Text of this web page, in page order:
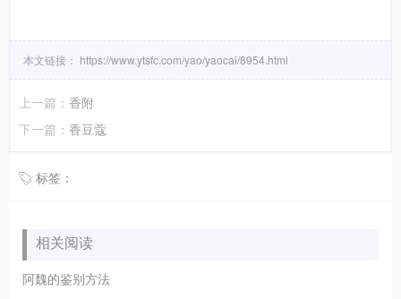
本文链接： https://www.ytsfc.com/yao/yaocai/8954.html
上一篇： 香附
下一篇： 香豆蔻
标签：
相关阅读
阿魏的鉴别方法